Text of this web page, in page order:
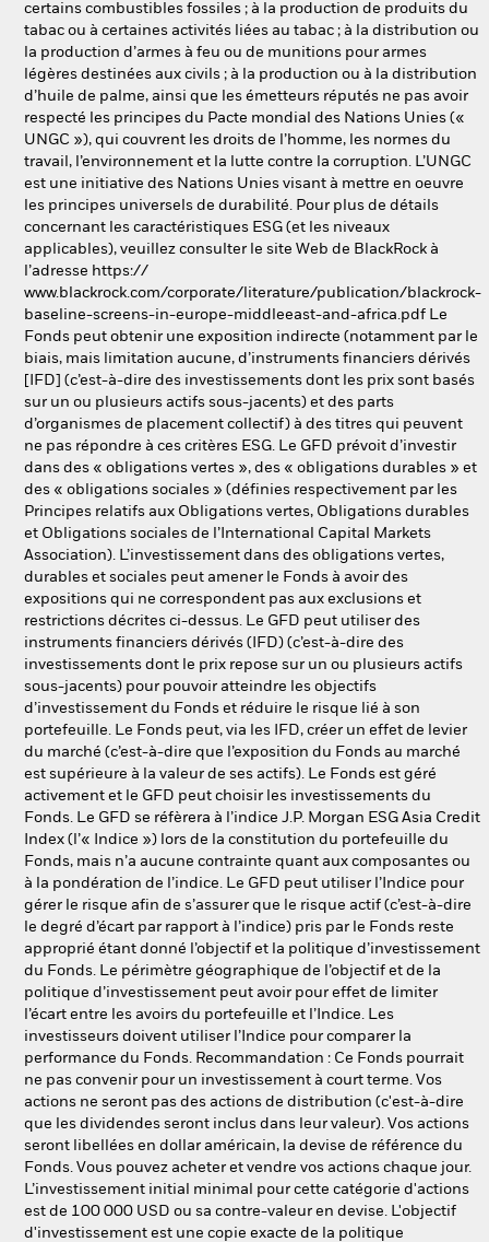
certains combustibles fossiles ; à la production de produits du
tabac ou à certaines activités liées au tabac ; à la distribution ou
la production d’armes à feu ou de munitions pour armes
légères destinées aux civils ; à la production ou à la distribution
d’huile de palme, ainsi que les émetteurs réputés ne pas avoir
respecté les principes du Pacte mondial des Nations Unies («
UNGC »), qui couvrent les droits de l’homme, les normes du
travail, l’environnement et la lutte contre la corruption. L’UNGC
est une initiative des Nations Unies visant à mettre en oeuvre
les principes universels de durabilité. Pour plus de détails
concernant les caractéristiques ESG (et les niveaux
applicables), veuillez consulter le site Web de BlackRock à
l’adresse https://
www.blackrock.com/corporate/literature/publication/blackrock-
baseline-screens-in-europe-middleeast-and-africa.pdf Le
Fonds peut obtenir une exposition indirecte (notamment par le
biais, mais limitation aucune, d’instruments financiers dérivés
[IFD] (c’est-à-dire des investissements dont les prix sont basés
sur un ou plusieurs actifs sous-jacents) et des parts
d’organismes de placement collectif) à des titres qui peuvent
ne pas répondre à ces critères ESG. Le GFD prévoit d’investir
dans des « obligations vertes », des « obligations durables » et
des « obligations sociales » (définies respectivement par les
Principes relatifs aux Obligations vertes, Obligations durables
et Obligations sociales de l’International Capital Markets
Association). L’investissement dans des obligations vertes,
durables et sociales peut amener le Fonds à avoir des
expositions qui ne correspondent pas aux exclusions et
restrictions décrites ci-dessus. Le GFD peut utiliser des
instruments financiers dérivés (IFD) (c’est-à-dire des
investissements dont le prix repose sur un ou plusieurs actifs
sous-jacents) pour pouvoir atteindre les objectifs
d’investissement du Fonds et réduire le risque lié à son
portefeuille. Le Fonds peut, via les IFD, créer un effet de levier
du marché (c’est-à-dire que l’exposition du Fonds au marché
est supérieure à la valeur de ses actifs). Le Fonds est géré
activement et le GFD peut choisir les investissements du
Fonds. Le GFD se réfèrera à l’indice J.P. Morgan ESG Asia Credit
Index (l’« Indice ») lors de la constitution du portefeuille du
Fonds, mais n’a aucune contrainte quant aux composantes ou
à la pondération de l’indice. Le GFD peut utiliser l’Indice pour
gérer le risque afin de s’assurer que le risque actif (c’est-à-dire
le degré d’écart par rapport à l’indice) pris par le Fonds reste
approprié étant donné l’objectif et la politique d’investissement
du Fonds. Le périmètre géographique de l’objectif et de la
politique d’investissement peut avoir pour effet de limiter
l’écart entre les avoirs du portefeuille et l’Indice. Les
investisseurs doivent utiliser l’Indice pour comparer la
performance du Fonds. Recommandation : Ce Fonds pourrait
ne pas convenir pour un investissement à court terme. Vos
actions ne seront pas des actions de distribution (c'est-à-dire
que les dividendes seront inclus dans leur valeur). Vos actions
seront libellées en dollar américain, la devise de référence du
Fonds. Vous pouvez acheter et vendre vos actions chaque jour.
L’investissement initial minimal pour cette catégorie d'actions
est de 100 000 USD ou sa contre-valeur en devise. L'objectif
d'investissement est une copie exacte de la politique